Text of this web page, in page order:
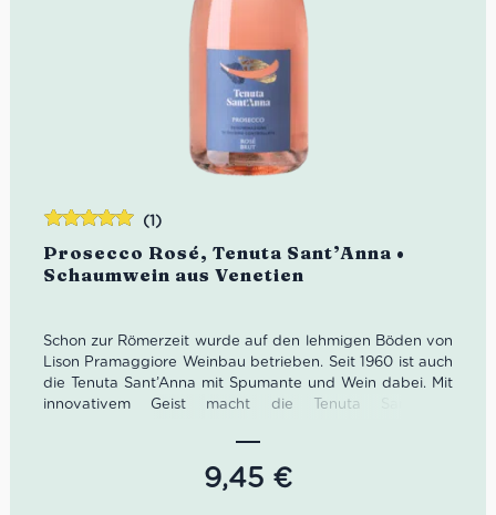
Prosecco Rosé, Tenuta Sant’Anna •
Schaumwein aus Venetien
(1)
Schon zur Römerzeit wurde auf den lehmigen Böden von
Lison Pramaggiore Weinbau betrieben. Seit 1960 ist auch
die Tenuta Sant’Anna mit Spumante und Wein dabei. Mit
innovativem Geist macht die Tenuta Sant’Anna
Farbe: Blasses Rosa
Geruch: Rote Früchte, Rosenwasser, Toast
9,45 €
mit5.00von
5